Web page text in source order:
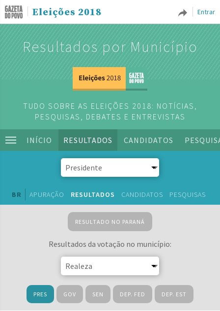
Entrar
Eleições 2018
Resultados por Município
TUDO SOBRE AS ELEIÇÕES 2018: NOTÍCIAS,
PESQUISAS, DEBATES E ENTREVISTAS
INÍCIO RESULTADOS CANDIDATOS
BR APURAÇÃO RESULTADOS CANDIDATOS PESQUISAS
RESULTADO NO PARANÁ
Resultados da votação no município:
PRES GOV SEN DEP. FED DEP. EST